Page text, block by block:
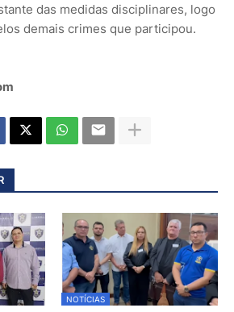
das medidas disciplinares, logo
demais crimes que participou.
NOTÍCIAS